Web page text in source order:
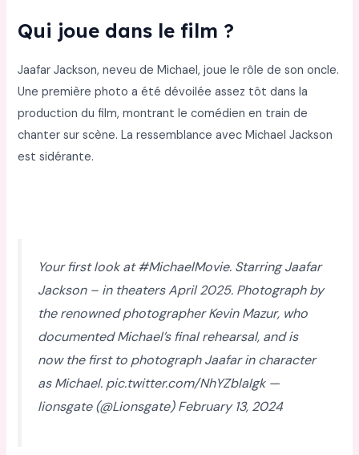
Qui joue dans le film ?
Jaafar Jackson, neveu de Michael, joue le rôle de son oncle.
Une première photo a été dévoilée assez tôt dans la
production du film, montrant le comédien en train de
chanter sur scène. La ressemblance avec Michael Jackson
est sidérante.
Your first look at #MichaelMovie. Starring Jaafar
Jackson – in theaters April 2025. Photograph by
the renowned photographer Kevin Mazur, who
documented Michael’s final rehearsal, and is
now the first to photograph Jaafar in character
as Michael. pic.twitter.com/NhYZblaIgk —
lionsgate (@Lionsgate) February 13, 2024